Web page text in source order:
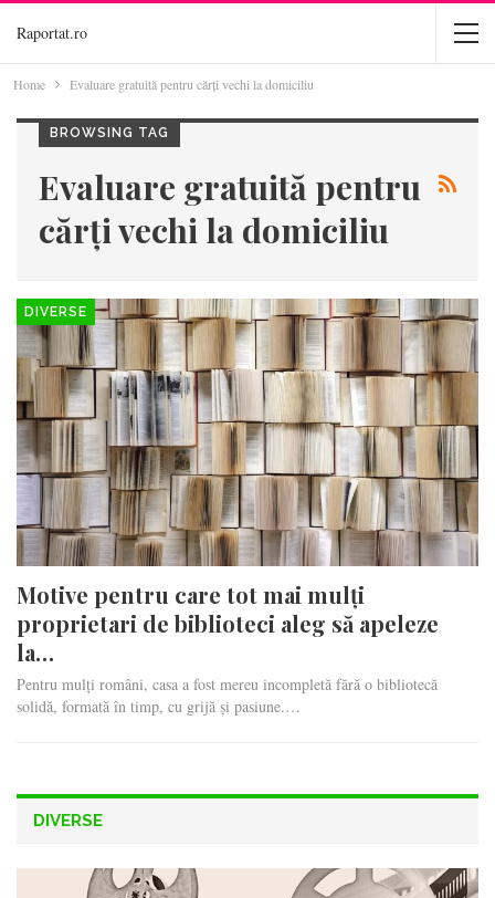
Raportat.ro
Home Evaluare gratuită pentru cărți vechi la domiciliu
BROWSING TAG
Evaluare gratuită pentru
cărți vechi la domiciliu
DIVERSE
Motive pentru care tot mai mulți
proprietari de biblioteci aleg să apeleze
la…
Pentru mulți români, casa a fost mereu incompletă fără o bibliotecă
solidă, formată în timp, cu grijă și pasiune.…
DIVERSE